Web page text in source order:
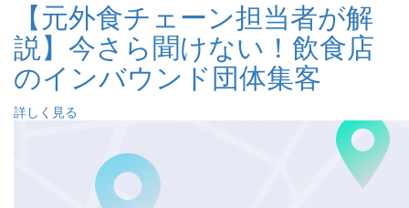
【元外食チェーン担当者が解
説】今さら聞けない！飲食店
のインバウンド団体集客
詳しく見る